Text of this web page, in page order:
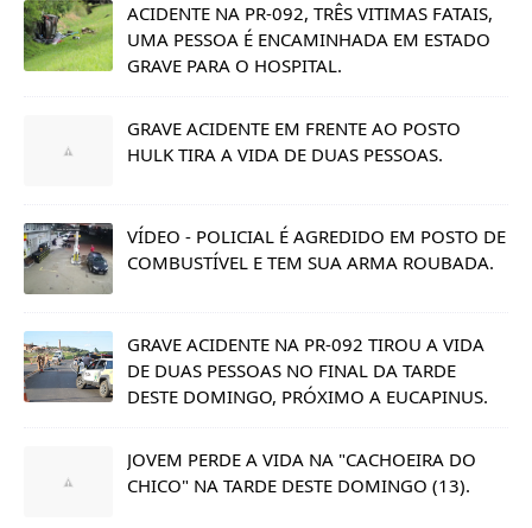
ACIDENTE NA PR-092, TRÊS VITIMAS FATAIS,
UMA PESSOA É ENCAMINHADA EM ESTADO
GRAVE PARA O HOSPITAL.
GRAVE ACIDENTE EM FRENTE AO POSTO
HULK TIRA A VIDA DE DUAS PESSOAS.
VÍDEO - POLICIAL É AGREDIDO EM POSTO DE
COMBUSTÍVEL E TEM SUA ARMA ROUBADA.
GRAVE ACIDENTE NA PR-092 TIROU A VIDA
DE DUAS PESSOAS NO FINAL DA TARDE
DESTE DOMINGO, PRÓXIMO A EUCAPINUS.
JOVEM PERDE A VIDA NA "CACHOEIRA DO
CHICO" NA TARDE DESTE DOMINGO (13).